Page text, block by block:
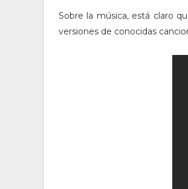
Sobre la música, está claro
versiones de conocidas